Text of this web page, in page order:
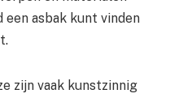
een asbak kunt vinden
zijn vaak kunstzinnig